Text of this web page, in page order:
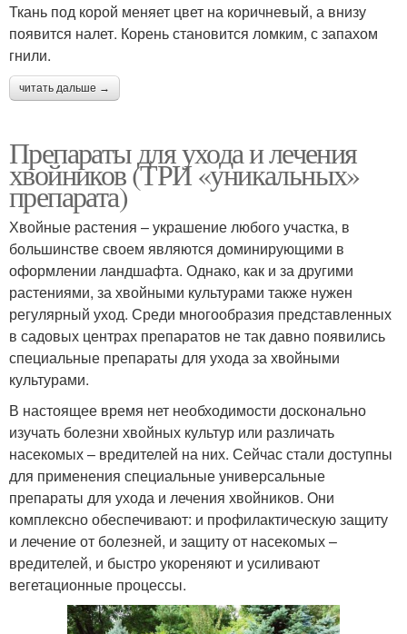
Ткань под корой меняет цвет на коричневый, а внизу
появится налет. Корень становится ломким, с запахом
гнили.
читать дальше →
Препараты для ухода и лечения
хвойников (ТРИ «уникальных»
препарата)
Хвойные растения – украшение любого участка, в
большинстве своем являются доминирующими в
оформлении ландшафта. Однако, как и за другими
растениями, за хвойными культурами также нужен
регулярный уход. Среди многообразия представленных
в садовых центрах препаратов не так давно появились
специальные препараты для ухода за хвойными
культурами.
В настоящее время нет необходимости досконально
изучать болезни хвойных культур или различать
насекомых – вредителей на них. Сейчас стали доступны
для применения специальные универсальные
препараты для ухода и лечения хвойников. Они
комплексно обеспечивают: и профилактическую защиту
и лечение от болезней, и защиту от насекомых –
вредителей, и быстро укореняют и усиливают
вегетационные процессы.